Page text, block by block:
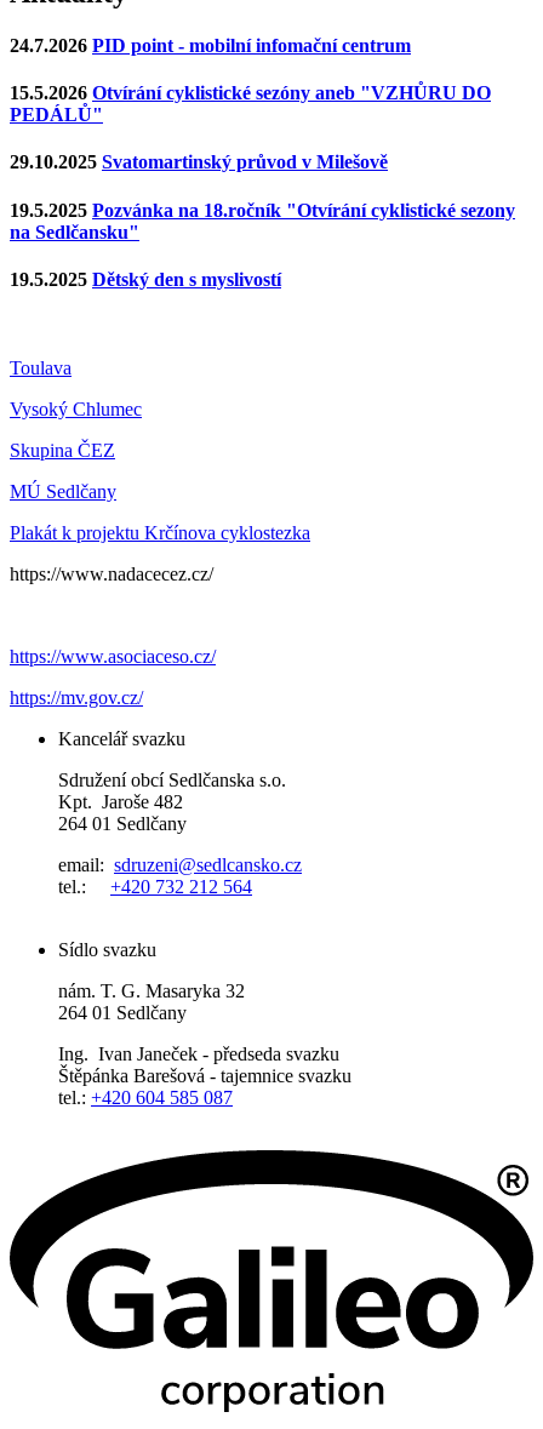
24.7.2026 PID point - mobilní infomační centrum
15.5.2026 Otvírání cyklistické sezóny aneb "VZHŮRU DO
PEDÁLŮ"
29.10.2025 Svatomartinský průvod v Milešově
19.5.2025 Pozvánka na 18.ročník "Otvírání cyklistické sezony
na Sedlčansku"
19.5.2025 Dětský den s myslivostí
Toulava
Vysoký Chlumec
Skupina ČEZ
MÚ Sedlčany
Plakát k projektu Krčínova cyklostezka
https://www.nadacecez.cz/
https://www.asociaceso.cz/
https://mv.gov.cz/
Kancelář svazku
Sdružení obcí Sedlčanska s.o.
Kpt. Jaroše 482
264 01 Sedlčany
email: sdruzeni@sedlcansko.cz
tel.: +420 732 212 564
Sídlo svazku
nám. T. G. Masaryka 32
264 01 Sedlčany
Ing. Ivan Janeček - předseda svazku
Štěpánka Barešová - tajemnice svazku
tel.: +420 604 585 087